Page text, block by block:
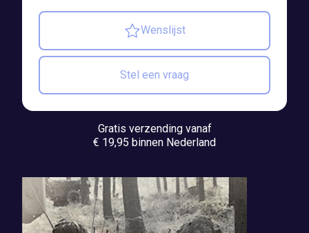
Wenslijst
Stel een vraag
Gratis verzending vanaf
€ 19,95 binnen Nederland